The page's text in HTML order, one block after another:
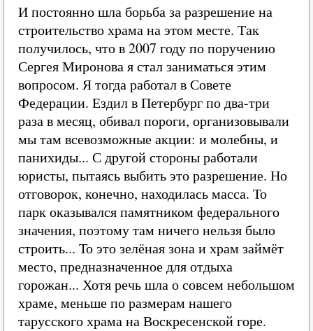
И постоянно шла борьба за разрешение на
строительство храма на этом месте. Так
получилось, что в 2007 году по поручению
Сергея Миронова я стал заниматься этим
вопросом. Я тогда работал в Совете
Федерации. Ездил в Петербург по два-три
раза в месяц, обивал пороги, организовывали
мы там всевозможные акции: и молебны, и
панихиды... С другой стороны работали
юристы, пытаясь выбить это разрешение. Но
отговорок, конечно, находилась масса. То
парк оказывался памятником федерального
значения, поэтому там ничего нельзя было
строить... То это зелёная зона и храм займёт
место, предназначенное для отдыха
горожан... Хотя речь шла о совсем небольшом
храме, меньше по размерам нашего
тарусского храма на Воскресенской горе.